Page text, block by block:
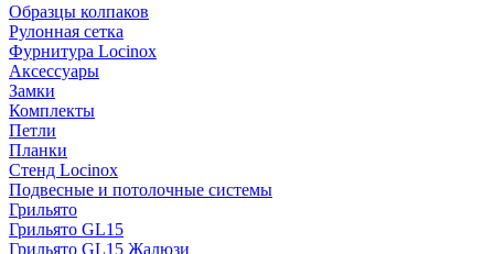
Образцы колпаков
Рулонная сетка
Фурнитура Locinox
Аксессуары
Замки
Комплекты
Петли
Планки
Стенд Locinox
Подвесные и потолочные системы
Грильято
Грильято GL15
Грильято GL15 Жалюзи